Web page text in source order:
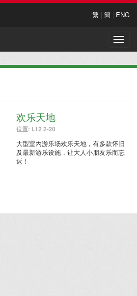
繁 | 簡 | ENG
Toggle
欢乐天地
位置: L12 2-20
大型室內游乐场欢乐天地，有多款怀旧
及最新游乐设施，让大人小朋友乐而忘
返！